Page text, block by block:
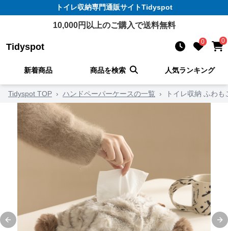
トイレ収納専門通販サイトTidyspot
10,000円以上のご購入で送料無料
Tidyspot 0 0
新着商品 商品を検索 人気ランキング
Tidyspot TOP › ハンドペーパーケースの一覧 › トイレ収納 ふわ
Previous slide